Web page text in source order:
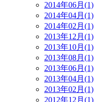
2014年06月(1)
2014年04月(1)
2014年02月(1)
2013年12月(1)
2013年10月(1)
2013年08月(1)
2013年06月(1)
2013年04月(1)
2013年02月(1)
2012年12月(1)